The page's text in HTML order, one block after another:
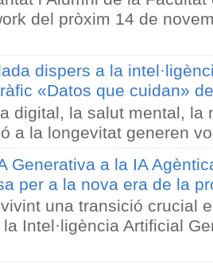
del pròxim 14 de
dispers a la
«Datos que cuidan»
digital, la salut mental, la
a la longevitat generen
Generativa a la IA
per a la nova era de la
una transició crucial
Intel·ligència Artificial